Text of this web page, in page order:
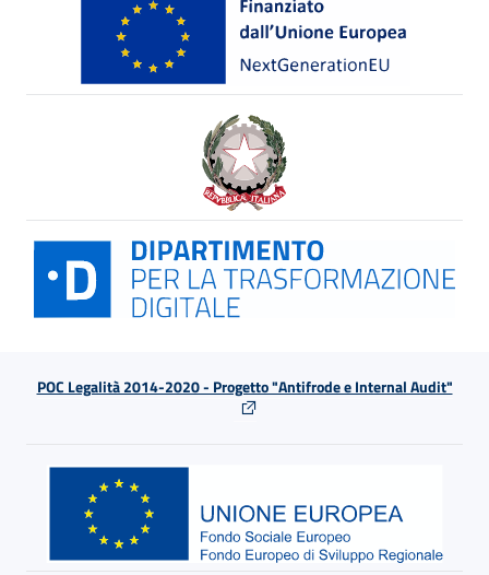
POC Legalità 2014-2020 - Progetto "Antifrode e Internal Audit"